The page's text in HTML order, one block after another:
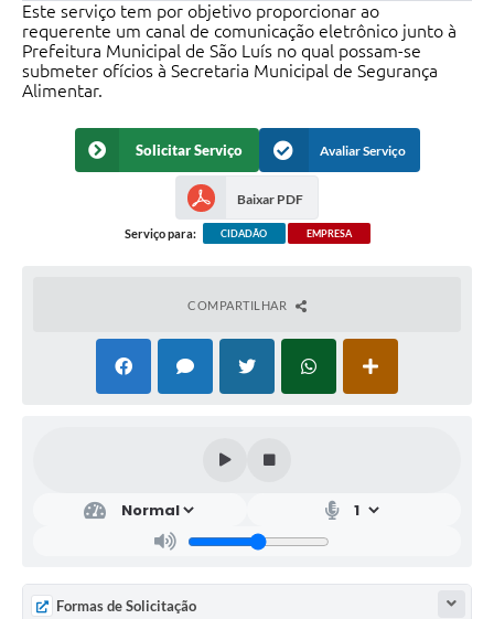
Este serviço tem por objetivo proporcionar ao
requerente um canal de comunicação eletrônico junto à
Prefeitura Municipal de São Luís no qual possam-se
submeter ofícios à Secretaria Municipal de Segurança
Alimentar.
Solicitar Serviço Avaliar Serviço
Baixar PDF
Serviço para: CIDADÃO EMPRESA
COMPARTILHAR
Formas de Solicitação